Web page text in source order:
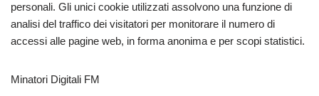
personali. Gli unici cookie utilizzati assolvono una funzione di
analisi del traffico dei visitatori per monitorare il numero di
accessi alle pagine web, in forma anonima e per scopi statistici.
Minatori Digitali FM